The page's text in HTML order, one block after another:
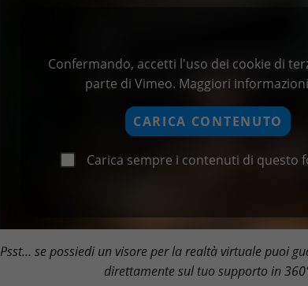
Confermando, accetti l'uso dei cookie di
parte di Vimeo. Maggiori informazioni
CARICA CONTENUTO
Carica sempre i contenuti di questo
Psst… se possiedi un visore per la realtà virtuale puoi
direttamente sul tuo supporto in